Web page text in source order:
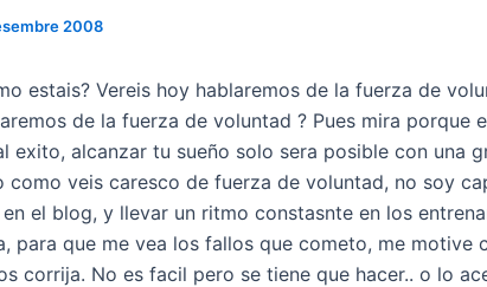
2008
estais? Vereis hoy hablaremos de la fuerza de
de la fuerza de voluntad ? Pues mira porque
exito, alcanzar tu sueño solo sera posible con una
como veis caresco de fuerza de voluntad, no soy
el blog, y llevar un ritmo constasnte en los
para que me vea los fallos que cometo, me motive
corrija. No es facil pero se tiene que hacer.. o lo